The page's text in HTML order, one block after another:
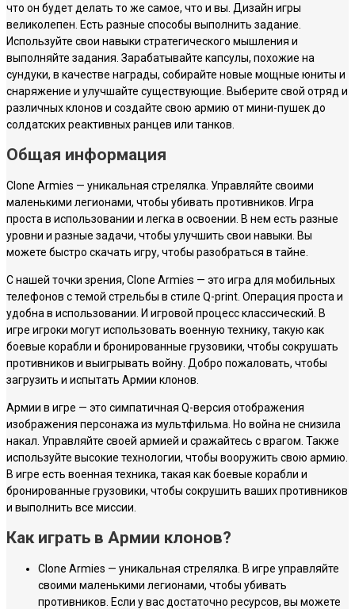
что он будет делать то же самое, что и вы. Дизайн игры
великолепен. Есть разные способы выполнить задание.
Используйте свои навыки стратегического мышления и
выполняйте задания. Зарабатывайте капсулы, похожие на
сундуки, в качестве награды, собирайте новые мощные юниты и
снаряжение и улучшайте существующие. Выберите свой отряд и
различных клонов и создайте свою армию от мини-пушек до
солдатских реактивных ранцев или танков.
Общая информация
Clone Armies — уникальная стрелялка. Управляйте своими
маленькими легионами, чтобы убивать противников. Игра
проста в использовании и легка в освоении. В нем есть разные
уровни и разные задачи, чтобы улучшить свои навыки. Вы
можете быстро скачать игру, чтобы разобраться в тайне.
С нашей точки зрения, Clone Armies — это игра для мобильных
телефонов с темой стрельбы в стиле Q-print. Операция проста и
удобна в использовании. И игровой процесс классический. В
игре игроки могут использовать военную технику, такую ​​как
боевые корабли и бронированные грузовики, чтобы сокрушать
противников и выигрывать войну. Добро пожаловать, чтобы
загрузить и испытать Армии клонов.
Армии в игре — это симпатичная Q-версия отображения
изображения персонажа из мультфильма. Но война не снизила
накал. Управляйте своей армией и сражайтесь с врагом. Также
используйте высокие технологии, чтобы вооружить свою армию.
В игре есть военная техника, такая как боевые корабли и
бронированные грузовики, чтобы сокрушить ваших противников
и выполнить все миссии.
Как играть в Армии клонов?
Clone Armies — уникальная стрелялка. В игре управляйте
своими маленькими легионами, чтобы убивать
противников. Если у вас достаточно ресурсов, вы можете